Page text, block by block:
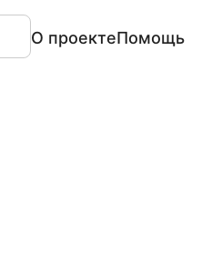
О проектеПомощь